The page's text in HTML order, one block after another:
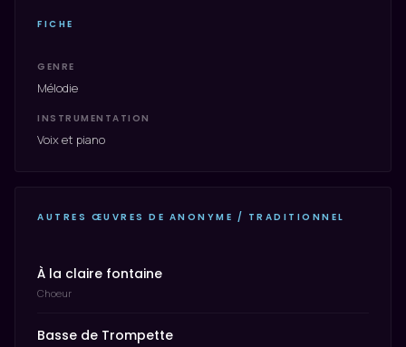
FICHE
GENRE
Mélodie
INSTRUMENTATION
Voix et piano
AUTRES ŒUVRES DE ANONYME / TRADITIONNEL
À la claire fontaine
Choeur
Basse de Trompette